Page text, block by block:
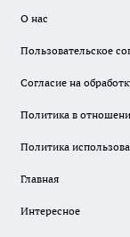
О нас
Пользовательское
Согласие на
Политика в
Политика
Главная
Интересное